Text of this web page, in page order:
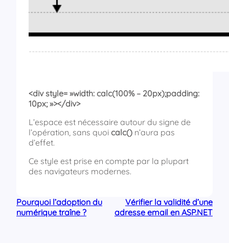
<div style= »width: calc(100% – 20px);padding:
10px; »></div>
L’espace est nécessaire autour du signe de
l’opération, sans quoi calc() n’aura pas
d’effet.
Ce style est prise en compte par la plupart
des navigateurs modernes.
Pourquoi l’adoption du
numérique traîne ?
Vérifier la validité d’une
adresse email en ASP.NET